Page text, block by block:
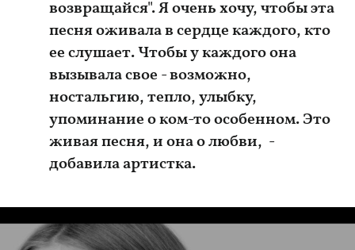
возвращайся". Я очень хочу, чтобы эта
песня оживала в сердце каждого, кто
ее слушает. Чтобы у каждого она
вызывала свое - возможно,
ностальгию, тепло, улыбку,
упоминание о ком-то особенном. Это
живая песня, и она о любви, -
добавила артистка.